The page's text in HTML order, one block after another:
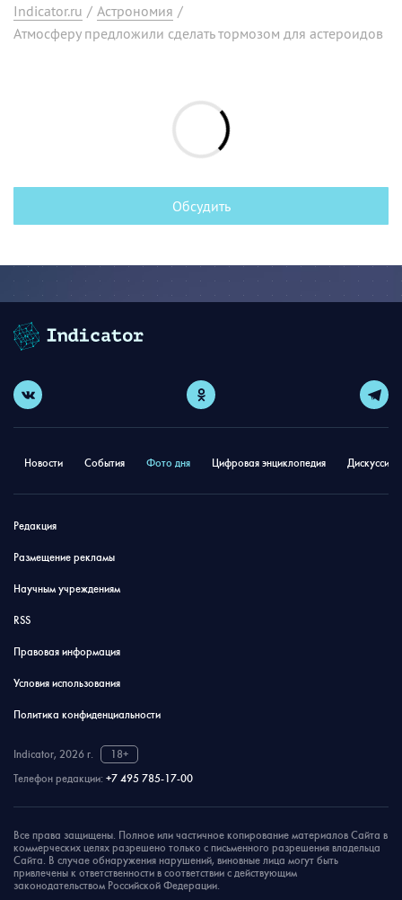
Indicator.ru / Астрономия /
Атмосферу предложили сделать тормозом для астероидов
Обсудить
Новости События Фото дня Цифровая энциклопедия
Редакция
Размещение рекламы
Научным учреждениям
RSS
Правовая информация
Условия использования
Политика конфиденциальности
Indicator, 2026 г.
18+
Телефон редакции: +7 495 785-17-00
Все права защищены. Полное или частичное копирование материалов Сайта в
коммерческих целях разрешено только с письменного разрешения владельца
Сайта. В случае обнаружения нарушений, виновные лица могут быть
привлечены к ответственности в соответствии с действующим
законодательством Российской Федерации.